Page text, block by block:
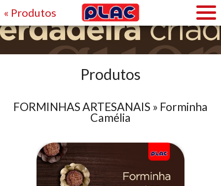
Produtos
« Produtos
FORMINHAS ARTESANAIS » Forminha
Camélia